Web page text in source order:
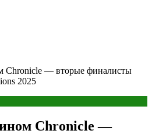
Chronicle — вторые финалисты
2025
Chronicle —